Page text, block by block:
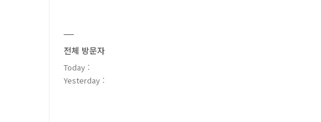
전체 방문자
Today :
Yesterday :